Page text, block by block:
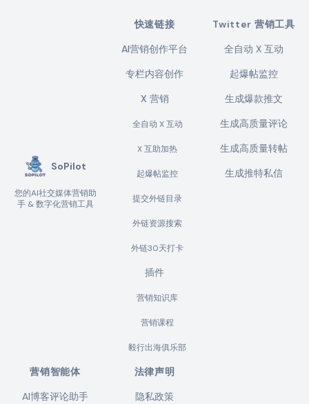
SoPilot
您的AI社交媒体营销助
手 & 数字化营销工具
快速链接
AI营销创作平台
专栏内容创作
X 营销
全自动 X 互动
X 互助加热
起爆帖监控
提交外链目录
外链资源搜索
外链30天打卡
插件
营销知识库
营销课程
毅行出海俱乐部
Twitter 营销工具
全自动 X 互动
起爆帖监控
生成爆款推文
生成高质量评论
生成高质量转帖
生成推特私信
营销智能体
AI博客评论助手
法律声明
隐私政策